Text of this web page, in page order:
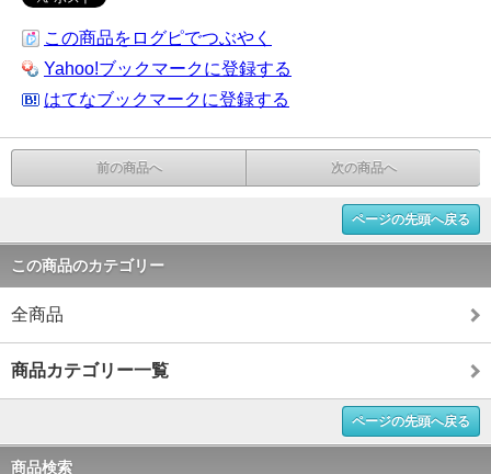
この商品をログピでつぶやく
Yahoo!ブックマークに登録する
はてなブックマークに登録する
前の商品へ 次の商品へ
ページの先頭へ戻る
この商品のカテゴリー
全商品
商品カテゴリー一覧
ページの先頭へ戻る
商品検索